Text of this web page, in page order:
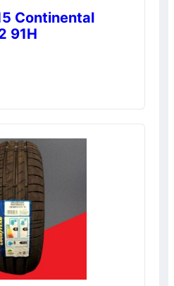
Continental
91H